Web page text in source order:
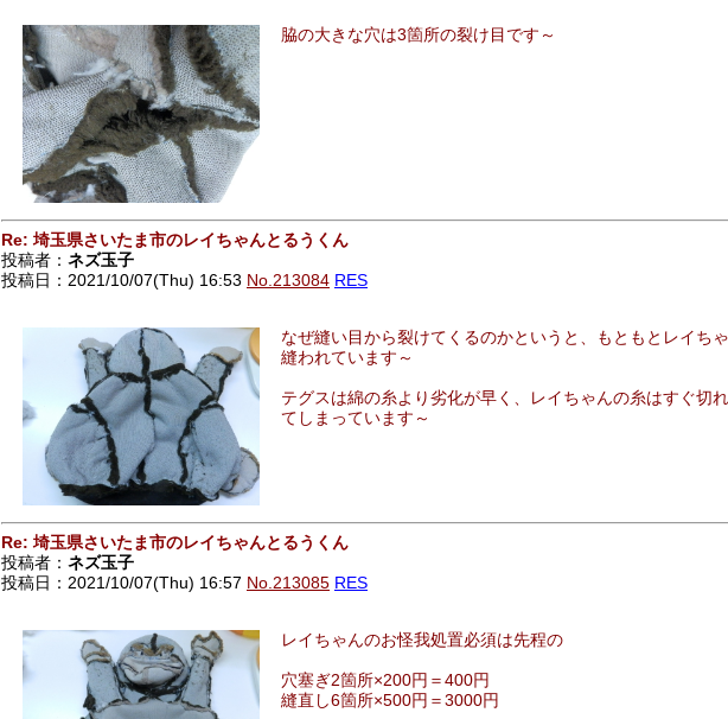
脇の大きな穴は3箇所の裂け目です～
Re: 埼玉県さいたま市のレイちゃんとるうくん
投稿者： ネズ玉子
投稿日：2021/10/07(Thu) 16:53 No.213084 RES
なぜ縫い目から裂けてくるのかというと、もともとレイち
縫われています～
テグスは綿の糸より劣化が早く、レイちゃんの糸はすぐ切
てしまっています～
Re: 埼玉県さいたま市のレイちゃんとるうくん
投稿者： ネズ玉子
投稿日：2021/10/07(Thu) 16:57 No.213085 RES
レイちゃんのお怪我処置必須は先程の
穴塞ぎ2箇所×200円＝400円
縫直し6箇所×500円＝3000円